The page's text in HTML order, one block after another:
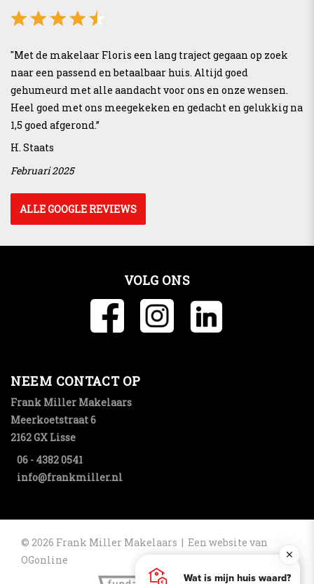
"Met de makelaar Floris een lang traject gegaan op zoek
naar een passend en betaalbaar huis. Altijd goed
gehumeurd met alle aandacht voor ons en onze wensen.
Heel goed met ons meegekeken en gedacht en gelukkig na
1,5 goed afgerond.”
H. Staats
Februari 2025
ALLE GOOGLE REVIEWS
VOLG ONS
NEEM CONTACT OP
Frank Miller Makelaars
Meerkoetstraat 6
2162 GX Lisse
06 - 4382 0541
info@frankmiller.nl
© 2026 Frank Miller Makelaars | Een website van
OGonline
Wat is mijn huis waard?